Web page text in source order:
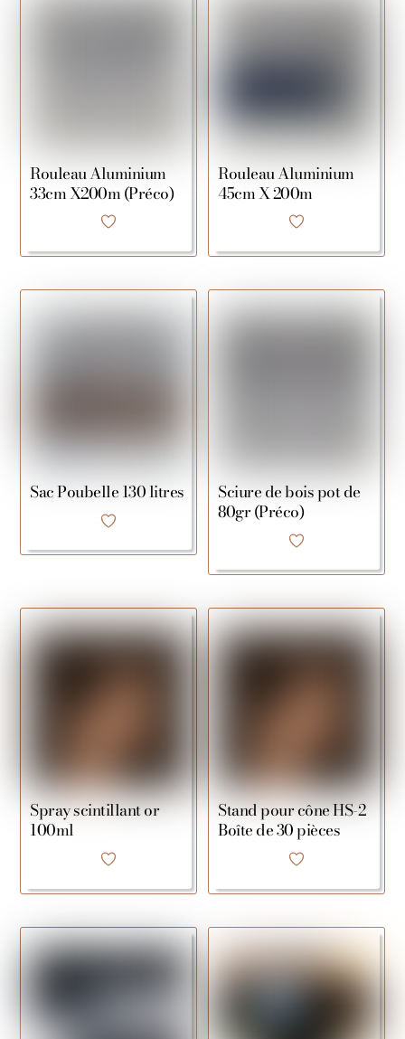
Rouleau Aluminium
33cm X200m (Préco)
Rouleau Aluminium
45cm X 200m
Sac Poubelle 130 litres
Sciure de bois pot de
80gr (Préco)
Spray scintillant or
100ml
Stand pour cône HS-2
Boîte de 30 pièces